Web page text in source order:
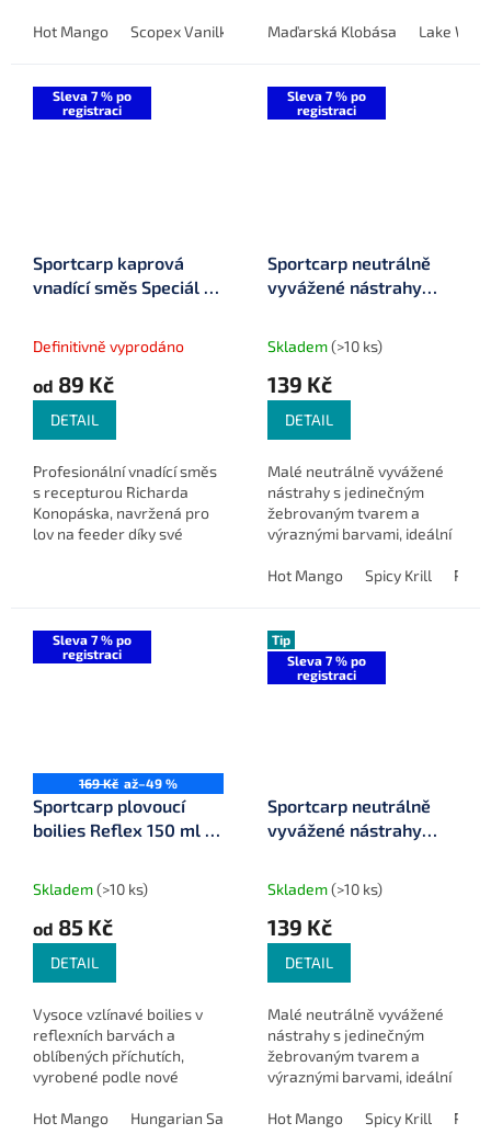
feederem.
Hot Mango Scopex Vanilka Chilli Fruit Spicy Krill Sweet
nabídkou příchutí.
Maďarská Klobása Lake
Sleva 7 % po
registraci
Sportcarp kaprová
vnadící směs Speciál R.
Definitivně vyprodáno
od 89 Kč
DETAIL
Profesionální vnadící směs
s recepturou Richarda
Konopáska, navržená pro
lov na feeder díky své
Sleva 7 % po
registraci
Sportcarp neutrálně
vyvážené nástrahy
Skladem(>10 ks)
139 Kč
DETAIL
Malé neutrálně vyvážené
nástrahy s jedinečným
žebrovaným tvarem a
výraznými barvami, ideální
feeder.
Hot Mango Spicy Krill
Sleva 7 % po
registraci
169 Kč až–49 %
Sportcarp plovoucí
boilies Reflex 150 ml ø
Skladem(>10 ks)
od 85 Kč
DETAIL
Vysoce vzlínavé boilies v
reflexních barvách a
oblíbených příchutích,
vyrobené podle nové
technologie pro maximální
Hot Mango Hungarian Sausage (maďarská klobása) Pepper
Tip
Sleva 7 % po
registraci
Sportcarp neutrálně
vyvážené nástrahy
Skladem(>10 ks)
139 Kč
DETAIL
Malé neutrálně vyvážené
nástrahy s jedinečným
žebrovaným tvarem a
výraznými barvami, ideální
feeder.
Hot Mango Spicy Krill